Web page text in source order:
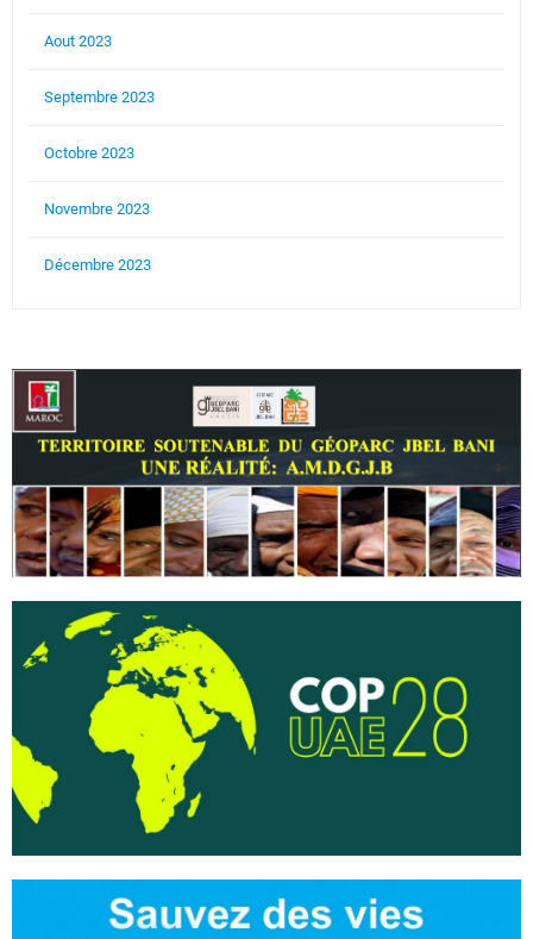
Aout 2023
Septembre 2023
Octobre 2023
Novembre 2023
Décembre 2023